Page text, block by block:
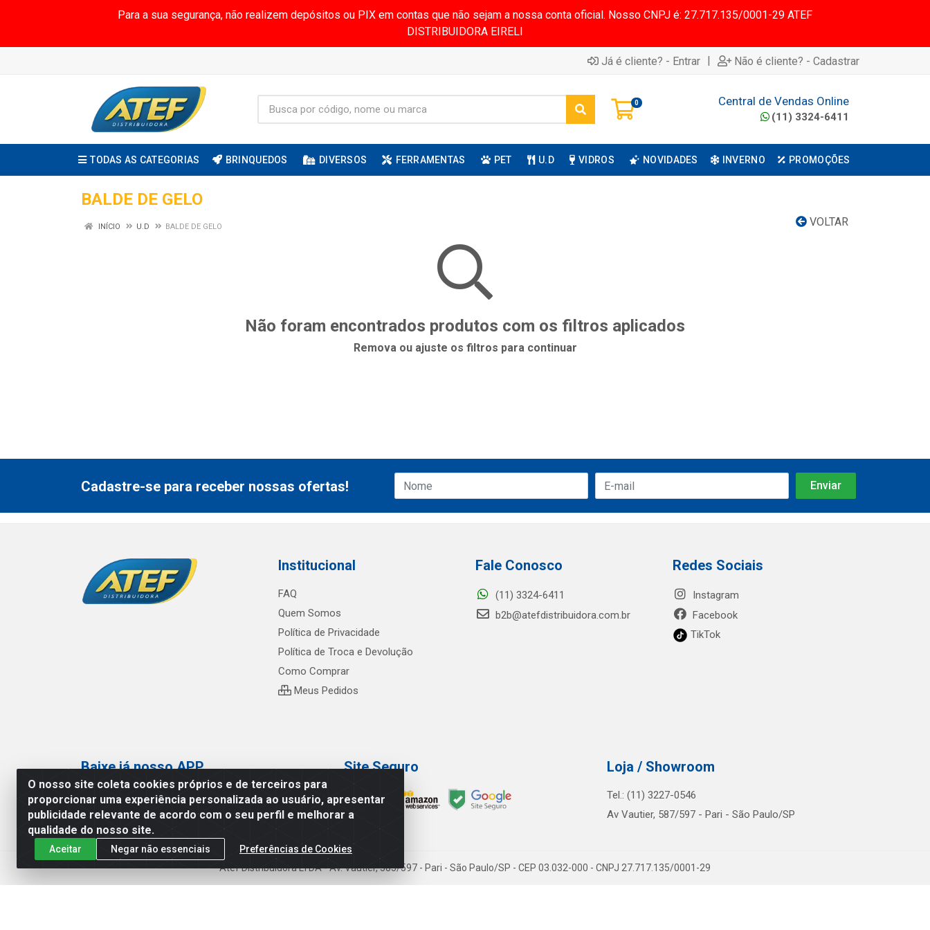
Para a sua segurança, não realizem depósitos ou PIX em contas que não sejam a nossa conta oficial. Nosso CNPJ é: 27.717.135/0001-29 ATEF
DISTRIBUIDORA EIRELI
Já é cliente? - Entrar | Não é cliente? - Cadastrar
0 Central de Vendas Online
(11) 3324-6411
TODAS AS CATEGORIAS BRINQUEDOS DIVERSOS FERRAMENTAS PET U.D VIDROS NOVIDADES INVERNO PROMOÇÕES
BALDE DE GELO
VOLTAR
INÍCIO U.D BALDE DE GELO
Não foram encontrados produtos com os filtros aplicados
Remova ou ajuste os filtros para continuar
O nosso site coleta cookies próprios e de terceiros para
proporcionar uma experiência personalizada ao usuário, apresentar
publicidade relevante de acordo com o seu perfil e melhorar a
qualidade do nosso site.
Aceitar Negar não essenciais Preferências de Cookies
Cadastre-se para receber nossas ofertas!
Institucional
FAQ
Quem Somos
Política de Privacidade
Política de Troca e Devolução
Como Comprar
Meus Pedidos
Fale Conosco
(11) 3324-6411
b2b@atefdistribuidora.com.br
Redes Sociais
Instagram
Facebook
TikTok
Baixe já nosso APP Site Seguro Loja / Showroom
Tel.: (11) 3227-0546
Av Vautier, 587/597 - Pari - São Paulo/SP
Atef Distribuidora LTDA - Av. Vautier, 585/597 - Pari - São Paulo/SP - CEP 03.032-000 - CNPJ 27.717.135/0001-29